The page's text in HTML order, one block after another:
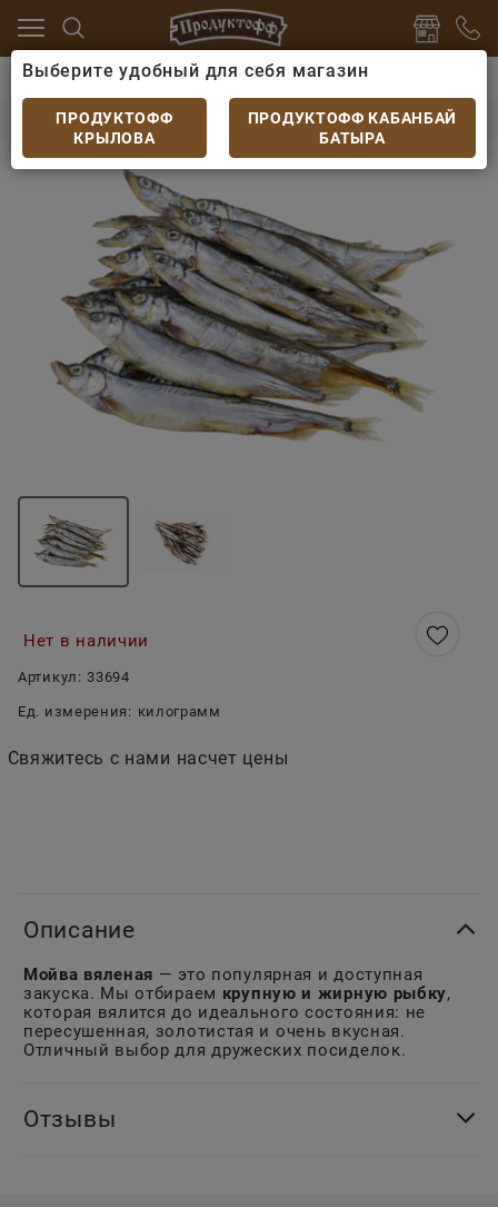
Рыба и морепродукты Рыба вяленая
Мойва вяленая
Нет в наличии
Артикул: 33694
Ед. измерения: килограмм
Свяжитесь с нами насчет цены
Описание
Мойва вяленая — это популярная и доступная
закуска. Мы отбираем крупную и жирную рыбку,
которая вялится до идеального состояния: не
пересушенная, золотистая и очень вкусная.
Отличный выбор для дружеских посиделок.
Отзывы
Выберите удобный для себя магазин
ПРОДУКТОФФ
КРЫЛОВА
ПРОДУКТОФФ КАБАНБАЙ
БАТЫРА